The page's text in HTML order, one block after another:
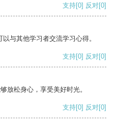
支持[0] 反对[0]
与其他学习者交流学习心得。
支持[0] 反对[0]
放松身心，享受美好时光。
支持[0] 反对[0]